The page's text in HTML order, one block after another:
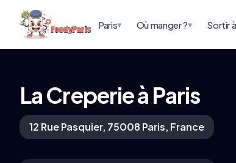
Paris▾ Où manger ?▾ Sortir
La Creperie à Paris
12 Rue Pasquier, 75008 Paris, France